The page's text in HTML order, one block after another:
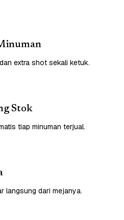
extra shot sekali ketuk.
Stok
tiap minuman terjual.
langsung dari mejanya.